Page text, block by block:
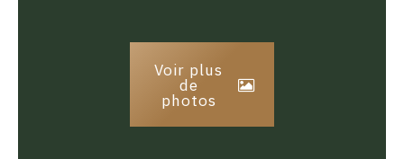
Voir plus
de
photos